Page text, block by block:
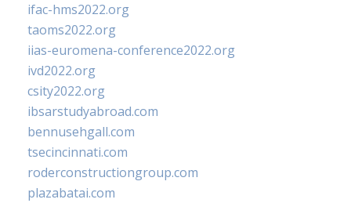
ifac-hms2022.org
taoms2022.org
iias-euromena-conference2022.org
ivd2022.org
csity2022.org
ibsarstudyabroad.com
bennusehgall.com
tsecincinnati.com
roderconstructiongroup.com
plazabatai.com